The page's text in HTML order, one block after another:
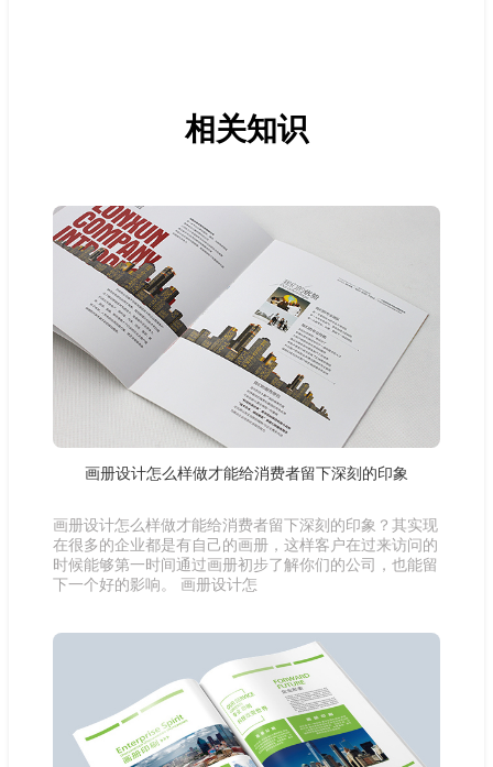
相关知识
画册设计怎么样做才能给消费者留下深刻的印象
画册设计怎么样做才能给消费者留下深刻的印象？其实现
在很多的企业都是有自己的画册，这样客户在过来访问的
时候能够第一时间通过画册初步了解你们的公司，也能留
下一个好的影响。 画册设计怎